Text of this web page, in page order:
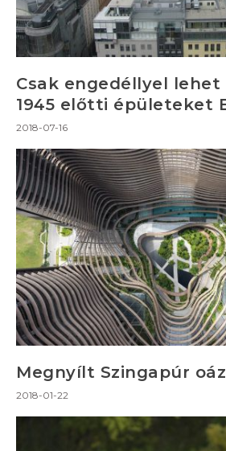
Csak engedéllyel
1945 előtti épületeket
2018-07-16
Megnyílt Szingapúr
2018-01-22